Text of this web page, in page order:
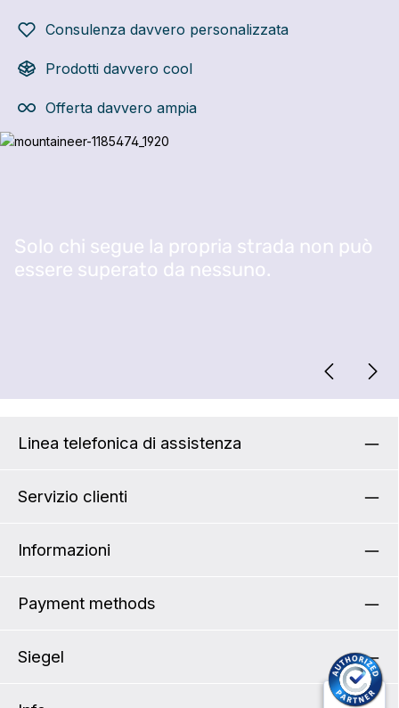
Consulenza davvero personalizzata
Prodotti davvero cool
Offerta davvero ampia
Salta la galleria di immagini
Solo chi segue la propria strada non può
essere superato da nessuno.
Linea telefonica di assistenza
Servizio clienti
Informazioni
Payment methods
Siegel